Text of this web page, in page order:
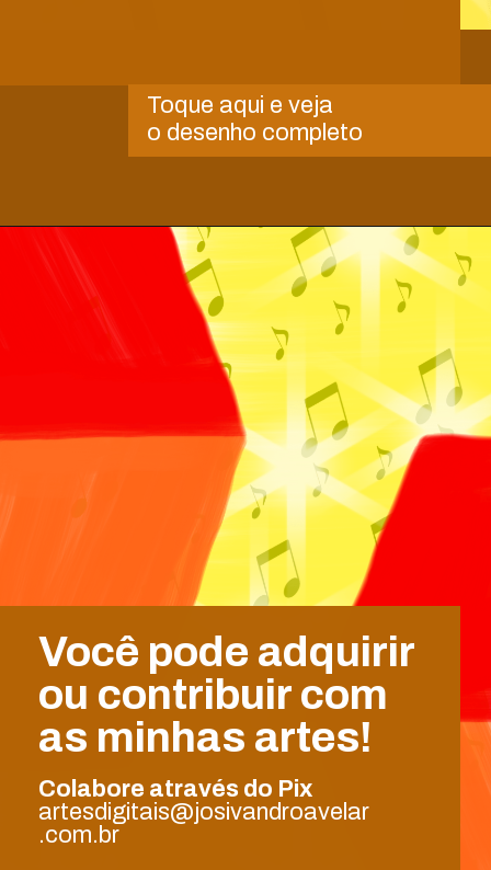
Toque aqui e veja
o desenho completo
Você pode adquirir
ou contribuir com
as minhas artes!
Colabore através do Pix
artesdigitais@josivandroavelar
.com.br